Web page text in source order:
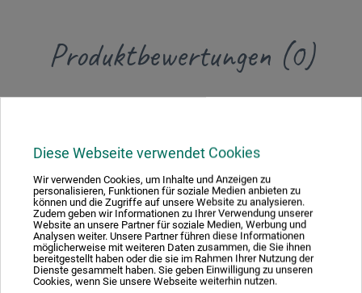
Diese Webseite verwendet Cookies
Wir verwenden Cookies, um Inhalte und Anzeigen zu
personalisieren, Funktionen für soziale Medien anbieten zu
können und die Zugriffe auf unsere Website zu analysieren.
Zudem geben wir Informationen zu Ihrer Verwendung unserer
Website an unsere Partner für soziale Medien, Werbung und
Analysen weiter. Unsere Partner führen diese Informationen
möglicherweise mit weiteren Daten zusammen, die Sie ihnen
bereitgestellt haben oder die sie im Rahmen Ihrer Nutzung der
Dienste gesammelt haben. Sie geben Einwilligung zu unseren
Cookies, wenn Sie unsere Webseite weiterhin nutzen.
Produktbewertungen (0)
Schreiben Sie die erste Bewertung zu diesem Produkt
JETZT PRODUKT BEWERTEN
Hersteller-Kontakt